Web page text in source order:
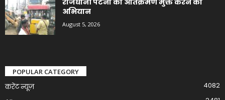
अभियान
August 5, 2026
POPULAR CATEGORY
करेंट न्यूज़
4082